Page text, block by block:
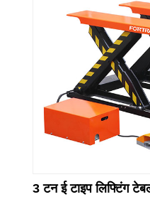
3 टन ई टाइप लिफ्टिंग